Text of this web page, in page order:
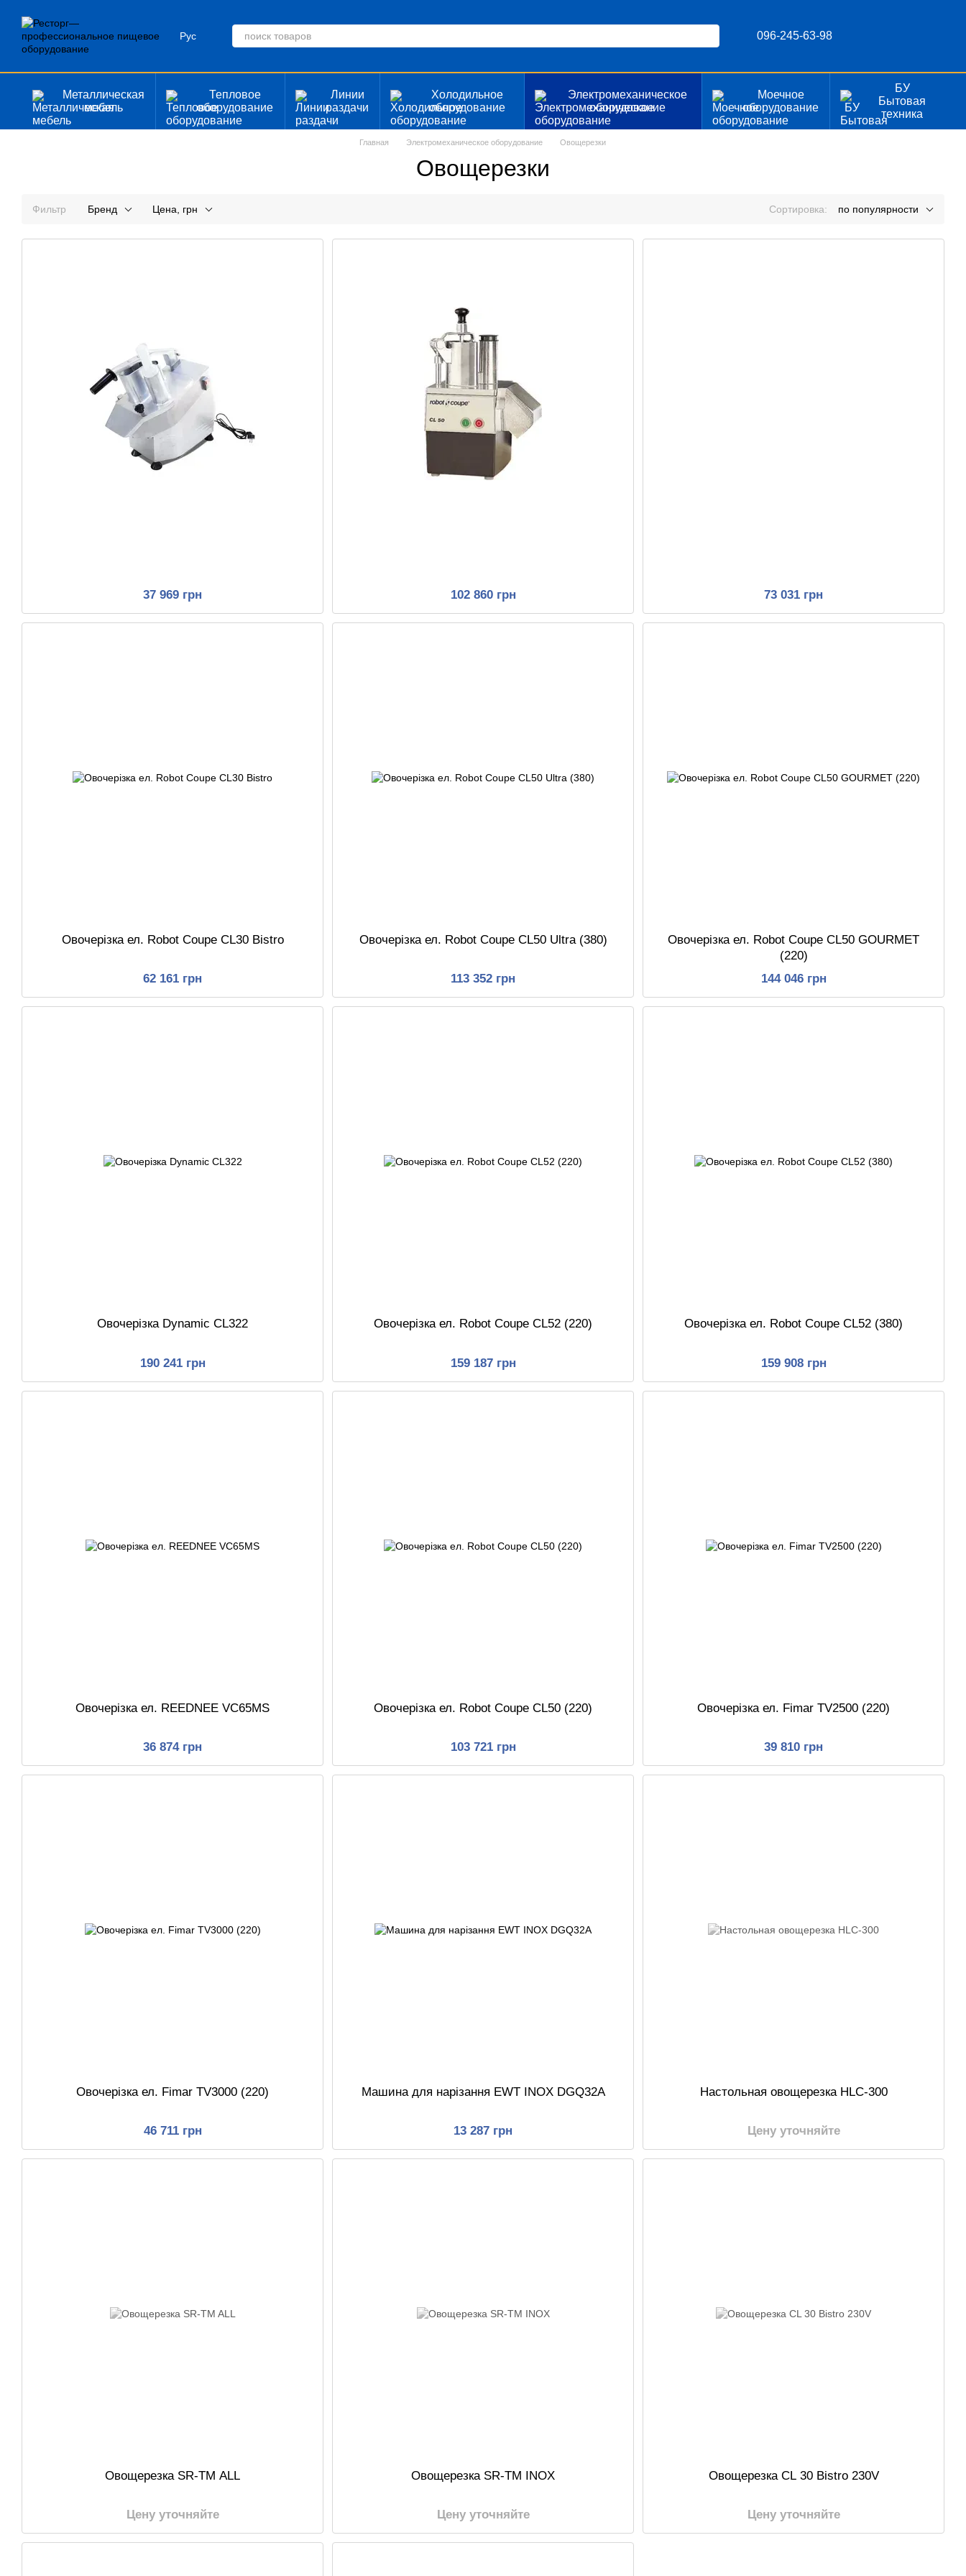
Рус 096-245-63-98
Металлическая
мебель
Тепловое
оборудование
Линии
раздачи
Холодильное
оборудование
Электромеханическое
оборудование
Моечное
оборудование
БУ
Бытовая
техника
Главная Электромеханическое оборудование Овощерезки
Овощерезки
Фильтр Бренд Цена, грн Сортировка: по популярности
37 969 грн 102 860 грн 73 031 грн
Овочерізка ел. Robot Coupe CL30 Bistro
62 161 грн
Овочерізка ел. Robot Coupe CL50 Ultra (380)
113 352 грн
Овочерізка ел. Robot Coupe CL50 GOURMET
(220)
144 046 грн
Овочерізка Dynamic CL322
190 241 грн
Овочерізка ел. Robot Coupe CL52 (220)
159 187 грн
Овочерізка ел. Robot Coupe CL52 (380)
159 908 грн
Овочерізка ел. REEDNEE VC65MS
36 874 грн
Овочерізка ел. Robot Coupe CL50 (220)
103 721 грн
Овочерізка ел. Fimar TV2500 (220)
39 810 грн
Овочерізка ел. Fimar TV3000 (220)
46 711 грн
Машина для нарізання EWT INOX DGQ32A
13 287 грн
Настольная овощерезка HLC-300
Цену уточняйте
Овощерезка SR-TM ALL
Цену уточняйте
Овощерезка SR-TM INOX
Цену уточняйте
Овощерезка CL 30 Bistro 230V
Цену уточняйте